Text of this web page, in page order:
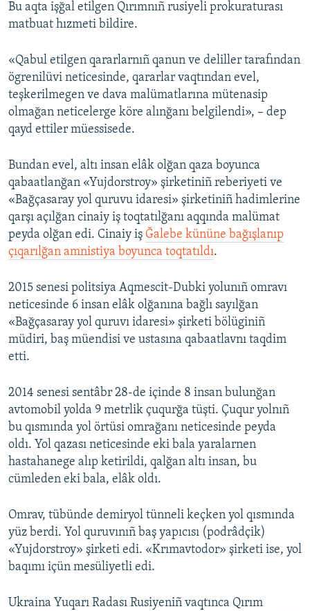
Bu aqta işğal etilgen Qırımnıñ rusiyeli prokuraturası
matbuat hızmeti bildire.
«Qabul etilgen qararlarnıñ qanun ve deliller tarafından
ögrenilüvi neticesinde, qararlar vaqtından evel,
teşkerilmegen ve dava malümatlarına mütenasip
olmağan neticelerge köre alınğanı belgilendi», – dep
qayd ettiler müessisede.
Bundan evel, altı insan elâk olğan qaza boyunca
qabaatlanğan «Yujdorstroy» şirketiniñ reberiyeti ve
«Bağçasaray yol quruvu idaresi» şirketiniñ hadimlerine
qarşı açılğan cinaiy iş toqtatılğanı aqqında malümat
peyda olğan edi. Cinaiy iş Ğalebe kününe bağışlanıp
çıqarılğan amnistiya boyunca toqtatıldı.
2015 senesi politsiya Aqmescit-Dubki yolunıñ omravı
neticesinde 6 insan elâk olğanına bağlı sayılğan
«Bağçasaray yol quruvı idaresi» şirketi bölüginiñ
müdiri, baş müendisi ve ustasına qabaatlavnı taqdim
etti.
2014 senesi sentâbr 28-de içinde 8 insan bulunğan
avtomobil yolda 9 metrlik çuqurğa tüşti. Çuqur yolnıñ
bu qısmında yol örtüsi omrağanı neticesinde peyda
oldı. Yol qazası neticesinde eki bala yaralarnen
hastahanege alıp ketirildi, qalğan altı insan, bu
cümleden eki bala, elâk oldı.
Omrav, tübünde demiryol tünneli keçken yol qısmında
yüz berdi. Yol quruvınıñ baş yapıcısı (podrâdçik)
«Yujdorstroy» şirketi edi. «Krımavtodor» şirketi ise, yol
baqımı içün mesüliyetli edi.
Ukraina Yuqarı Radası Rusiyeniñ vaqtınca Qırım